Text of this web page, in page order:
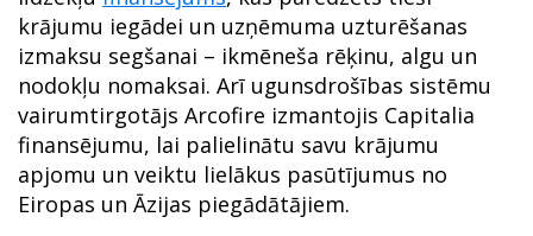
krājumu iegādei un uzņēmuma uzturēšanas
izmaksu segšanai – ikmēneša rēķinu, algu un
nodokļu nomaksai. Arī ugunsdrošības sistēmu
vairumtirgotājs Arcofire izmantojis Capitalia
finansējumu, lai palielinātu savu krājumu
apjomu un veiktu lielākus pasūtījumus no
Eiropas un Āzijas piegādātājiem.